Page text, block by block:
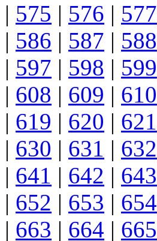
| 575 | 576 | 577
| 586 | 587 | 588
| 597 | 598 | 599
| 608 | 609 | 610
| 619 | 620 | 621
| 630 | 631 | 632
| 641 | 642 | 643
| 652 | 653 | 654
| 663 | 664 | 665